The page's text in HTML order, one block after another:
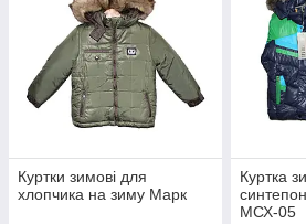
Куртки зимові для
хлопчика на зиму Марк
Куртка
МСХ-05